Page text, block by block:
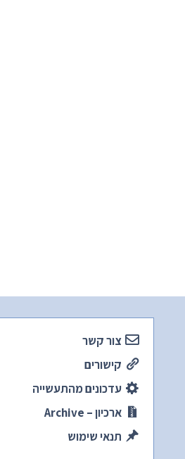
צור קשר
קישורים
עדכונים מהתעשייה
ארכיון – Archive
תנאי שימוש